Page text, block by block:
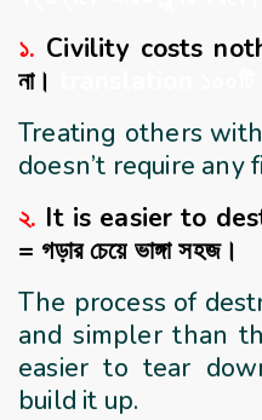
১. Civility costs
না।
Treating others
doesn’t require any
২. It is easier to
= গড়ার চেয়ে ভাঙ্গা সহজ।
The process of
and simpler than
easier to tear
build it up.